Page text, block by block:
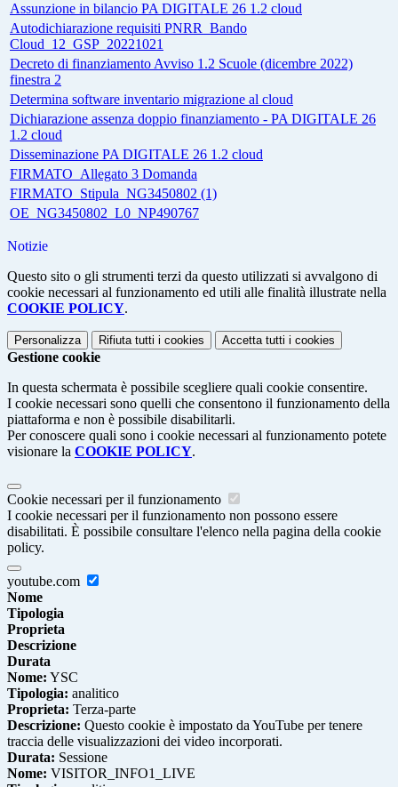
Assunzione in bilancio PA DIGITALE 26 1.2 cloud
Autodichiarazione requisiti PNRR_Bando
Cloud_12_GSP_20221021
Decreto di finanziamento Avviso 1.2 Scuole (dicembre 2022)
finestra 2
Determina software inventario migrazione al cloud
Dichiarazione assenza doppio finanziamento - PA DIGITALE 26
1.2 cloud
Disseminazione PA DIGITALE 26 1.2 cloud
FIRMATO_Allegato 3 Domanda
FIRMATO_Stipula_NG3450802 (1)
OE_NG3450802_L0_NP490767
Notizie
Questo sito o gli strumenti terzi da questo utilizzati si avvalgono di
cookie necessari al funzionamento ed utili alle finalità illustrate nella
COOKIE POLICY.
Personalizza Rifiuta tutti i cookies Accetta tutti i cookies
Gestione cookie
In questa schermata è possibile scegliere quali cookie consentire.
I cookie necessari sono quelli che consentono il funzionamento della
piattaforma e non è possibile disabilitarli.
Per conoscere quali sono i cookie necessari al funzionamento potete
visionare la COOKIE POLICY.
Cookie necessari per il funzionamento
I cookie necessari per il funzionamento non possono essere
disabilitati. È possibile consultare l'elenco nella pagina della cookie
policy.
youtube.com
Nome
Tipologia
Proprieta
Descrizione
Durata
Nome: YSC
Tipologia: analitico
Proprieta: Terza-parte
Descrizione: Questo cookie è impostato da YouTube per tenere
traccia delle visualizzazioni dei video incorporati.
Durata: Sessione
Nome: VISITOR_INFO1_LIVE